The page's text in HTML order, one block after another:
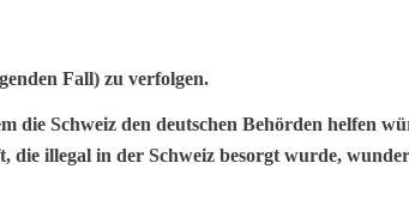
Fall) zu verfolgen.
die Schweiz den deutschen Behörden helfen
illegal in der Schweiz besorgt wurde,